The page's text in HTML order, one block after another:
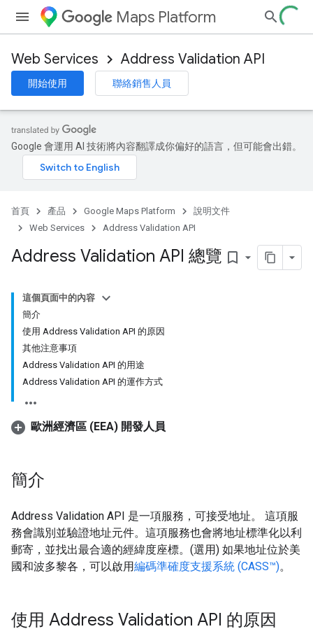
Maps Platform
Web Services Address Validation API
開始使用 聯絡銷售人員
Google 會運用 AI 技術將內容翻譯成你偏好的語言，但可能會出錯。
首頁 產品 Google Maps Platform
說明文件
Web Services
Address Validation API
Address Validation API 總覽 bookmark_border
這個頁面中的內容
簡介
使用 Address Validation API 的原因
其他注意事項
Address Validation API 的用途
Address Validation API 的運作方式
歐洲經濟區 (EEA) 開發人員
簡介
Address Validation API 是一項服務，可接受地址。 這項服
務會識別並驗證地址元件。這項服務也會將地址標準化以利
郵寄，並找出最合適的經緯度座標。(選用) 如果地址位於美
國和波多黎各，可以啟用編碼準確度支援系統 (CASS™)。
使用 Address Validation API 的原因